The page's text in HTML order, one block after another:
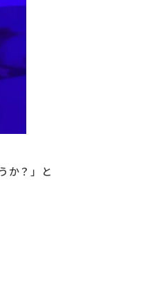
か？」と